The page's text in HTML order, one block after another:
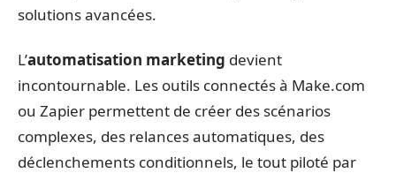
solutions avancées.
L’automatisation marketing devient
incontournable. Les outils connectés à Make.com
ou Zapier permettent de créer des scénarios
complexes, des relances automatiques, des
déclenchements conditionnels, le tout piloté par